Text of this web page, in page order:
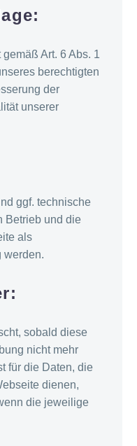
Art. 6 Abs. 1
berechtigten
der
unserer
ggf. technische
Betrieb und die
als
werden.
sobald diese
nicht mehr
für die Daten, die
dienen,
die jeweilige